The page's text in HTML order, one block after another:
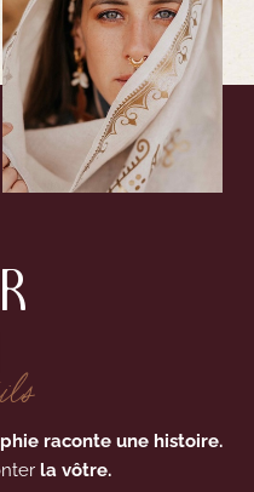
raconte une histoire.
la vôtre.